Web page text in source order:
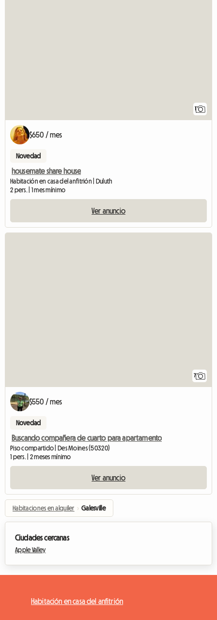
1
$650 / mes
Novedad
housemate share house
Habitación en casa del anfitrión | Duluth
2 pers. | 1 mes mínimo
Ver anuncio
7
$550 / mes
Novedad
Buscando compañera de cuarto para apartamento
Piso compartido | Des Moines (50320)
1 pers. | 2 meses mínimo
Ver anuncio
Habitaciones en alquiler › Galesville
Ciudades cercanas
Apple Valley
Habitación en casa del anfitrión